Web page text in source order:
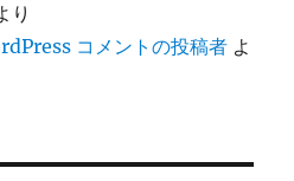
り
コメントの投稿者 よ